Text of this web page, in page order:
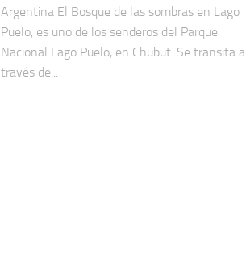
Argentina El Bosque de las sombras en Lago
Puelo, es uno de los senderos del Parque
Nacional Lago Puelo, en Chubut. Se transita a
través de...